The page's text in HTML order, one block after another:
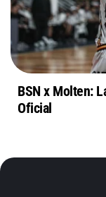
BSN x Molten:
Oficial